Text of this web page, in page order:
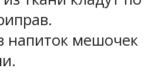
напиток мешочек